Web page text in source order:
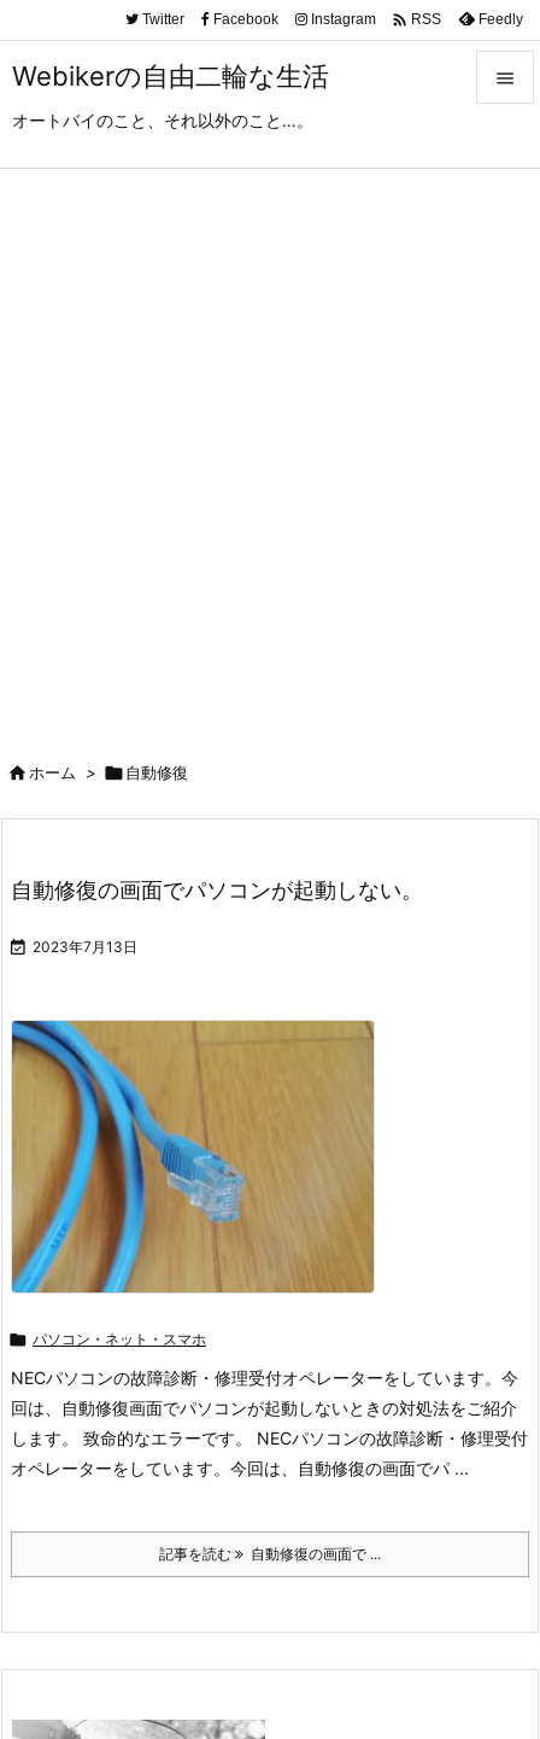
Webikerの自由二輪な生活
オートバイのこと、それ以外のこと…。

Twitter Facebook Instagram  RSS Feedly
ホーム > 自動修復
自動修復の画面でパソコンが起動しない。
 2023年7月13日
 パソコン・ネット・スマホ
NECパソコンの故障診断・修理受付オペレーターをしています。今
回は、自動修復画面でパソコンが起動しないときの対処法をご紹介
します。 致命的なエラーです。 NECパソコンの故障診断・修理受付
オペレーターをしています。今回は、自動修復の画面でパ ...
記事を読む 自動修復の画面で ...